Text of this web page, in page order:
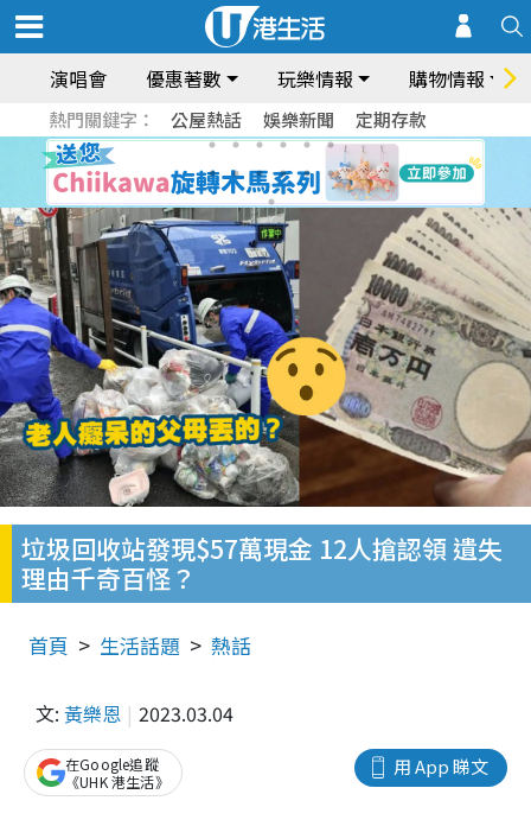
演唱會 優惠著數 玩樂情報 購物情報
熱門關鍵字： 公屋熱話 娛樂新聞 定期存款
垃圾回收站發現$57萬現金 12人搶認領 遺失
理由千奇百怪？
首頁 生活話題 熱話
文: 黃樂恩 2023.03.04
用 App 睇文
在Google追蹤
《UHK 港生活》